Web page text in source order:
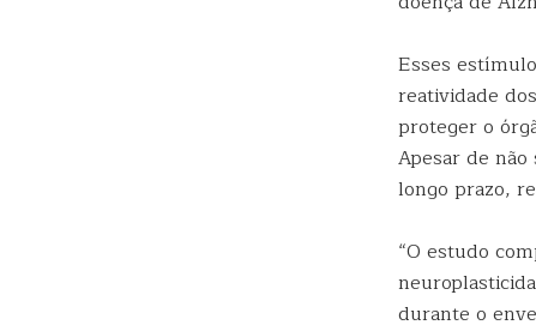
Esses
reatividade
proteger o
Apesar de
longo prazo,
“O estudo
durante o